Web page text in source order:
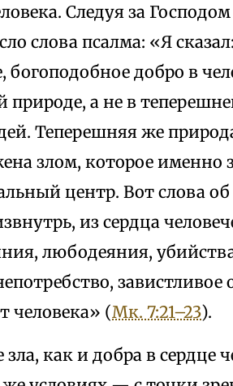
Следуя за
слова псалма: «Я
богоподобное добро в
природе, а не в
Теперешняя же
злом, которое
центр. Вот слова
из сердца
любодеяния,
человека» (Мк. 7:21–23).
как и добра в сердце